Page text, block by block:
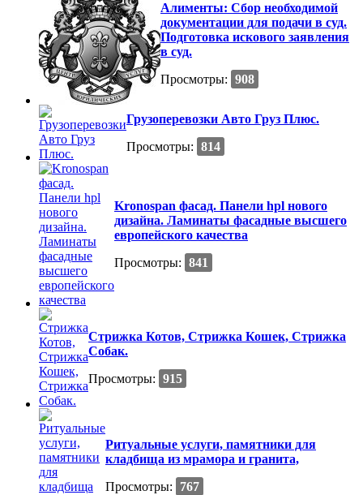
Алименты: Сбор необходимой
документации для подачи в суд.
Подготовка искового заявления
в суд.
Просмотры: 908
Грузоперевозки Авто Груз Плюс.
Просмотры: 814
Kronospan фасад. Панели hpl нового
дизайна. Ламинаты фасадные высшего
европейского качества
Просмотры: 841
Стрижка Котов, Стрижка Кошек, Стрижка
Собак.
Просмотры: 915
Ритуальные услуги, памятники для
кладбища из мрамора и гранита,
Просмотры:
767